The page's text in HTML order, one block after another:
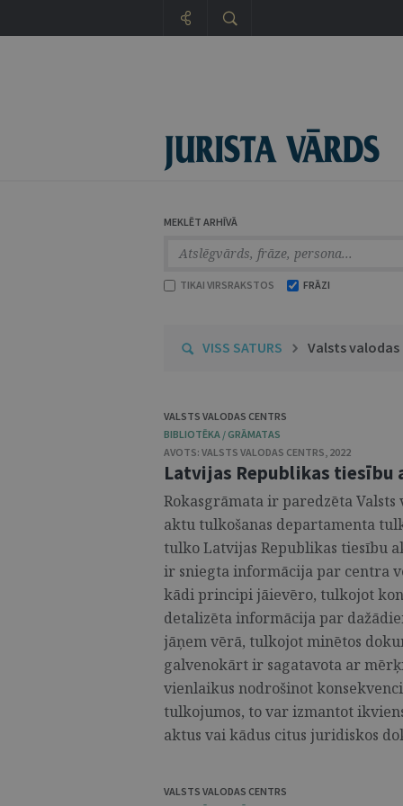
MEKLĒT ARHĪVĀ
TIKAI VIRSRAKSTOS FRĀZI
VISS SATURS Valsts
VALSTS VALODAS CENTRS
BIBLIOTĒKA / GRĀMATAS
AVOTS: VALSTS VALODAS CENTRS, 2022
Latvijas Republikas tiesību
Rokasgrāmata ir paredzēta
aktu tulkošanas departamenta
tulko Latvijas Republikas tiesību
ir sniegta informācija par centra
kādi principi jāievēro, tulkojot
detalizēta informācija par
jāņem vērā, tulkojot minētos
galvenokārt ir sagatavota ar
vienlaikus nodrošinot
tulkojumos, to var izmantot
aktus vai kādus citus juridiskos
VALSTS VALODAS CENTRS